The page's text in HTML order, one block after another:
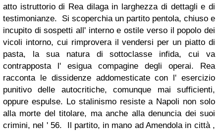
atto istruttorio di Rea dilaga in larghezza di dettagli e di
testimonianze.
Si scoperchia un partito pentola, chiuso e
incupito di sospetti all' interno e ostile verso il popolo dei
vicoli intorno, cui rimprovera il vendersi per un piatto di
pasta, la sua natura di sottoclasse infida, cui va
contrapposta l' esigua compagine degli operai.
Rea
racconta le dissidenze addomesticate con l' esercizio
punitivo delle autocritiche, comunque mai sufficienti,
oppure espulse. Lo stalinismo resiste a Napoli non solo
alla morte del titolare, ma anche alla denuncia dei suoi
crimini, nel ' 56.
Il partito, in mano ad Amendola in città ,